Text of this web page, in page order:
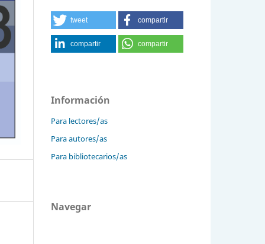
tweet compartir
compartir compartir
Información
Para lectores/as
Para autores/as
Para bibliotecarios/as
Navegar